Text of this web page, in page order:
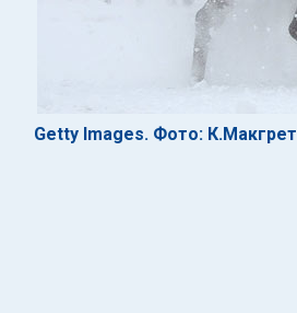
Getty Images. Фото: К.Макгрет